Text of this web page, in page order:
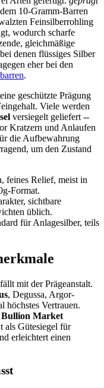
10-Gramm-Barren
Feinsilberrohling
wodurch scharfe
gleichmäßige
denen flüssiges Silber
eher bei den
.
geschützte Prägung
Viele werden
versiegelt geliefert --
Kratzern und Anlaufen
die Aufbewahrung
um den Zustand
feines Relief, meist in
Format.
sichtbare
üblich.
für Anlagesilber, teils
mit der Prägeanstalt.
, Degussa, Argor-
höchstes Vertrauen.
Market
als Gütesiegel für
erleichtert einen